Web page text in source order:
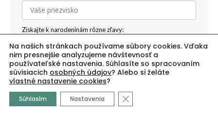
Získajte k narodeninám rôzne zľavy:
Přihlásiť sa k odberu noviniek
Odoslaním formulára súhlasíte so spracovaním
údajov.
Na našich stránkach používame súbory cookies. Vďaka
nim presnejšie analyzujeme návštevnosť a
používateľské nastavenia. Súhlasíte so spracovaním
súvisiacich osobných údajov? Alebo si želáte
vlastné nastavenie cookies?
Súhlasím Nastavenia Close GDPR Cookie